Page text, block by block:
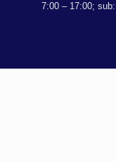
7:00 – 17:00;